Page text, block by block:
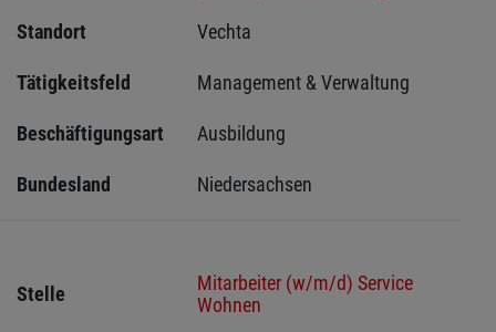
Standort
Vechta
Tätigkeitsfeld Management & Verwaltung
Beschäftigungsart Ausbildung
Bundesland Niedersachsen
Stelle
Mitarbeiter (w/m/d) Service
Wohnen